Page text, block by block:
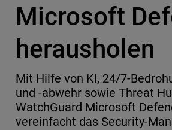
Microsoft
herausholen
Mit Hilfe von KI, 24/7-
und -abwehr sowie Threat
WatchGuard Microsoft
vereinfacht das Security-